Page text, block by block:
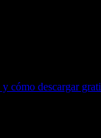
cómo descargar